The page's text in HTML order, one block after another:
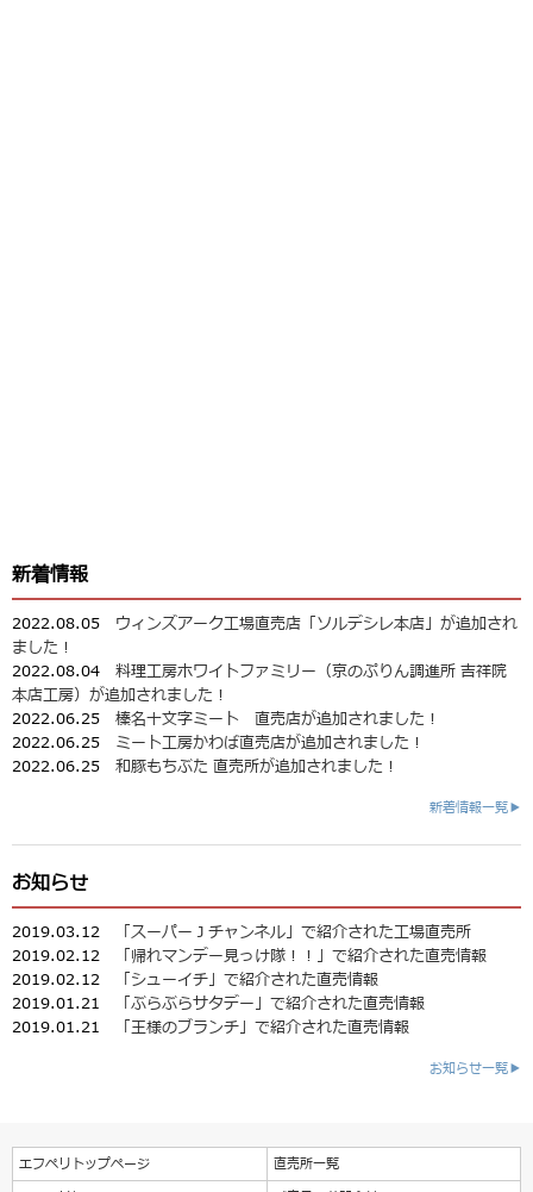
新着情報
2022.08.05 ウィンズアーク工場直売店「ソルデシレ本店」が追加され
ました！
2022.08.04 料理工房ホワイトファミリー（京のぷりん調進所 吉祥院
本店工房）が追加されました！
2022.06.25 榛名十文字ミート 直売店が追加されました！
2022.06.25 ミート工房かわば直売店が追加されました！
2022.06.25 和豚もちぶた 直売所が追加されました！
新着情報一覧▶
お知らせ
2019.03.12
「スーパーＪチャンネル」で紹介された工場直売所
2019.02.12
「帰れマンデー見っけ隊！！」で紹介された直売情報
2019.02.12
「シューイチ」で紹介された直売情報
2019.01.21
「ぶらぶらサタデー」で紹介された直売情報
2019.01.21
「王様のブランチ」で紹介された直売情報
お知らせ一覧▶
エフペリトップページ
直売所一覧